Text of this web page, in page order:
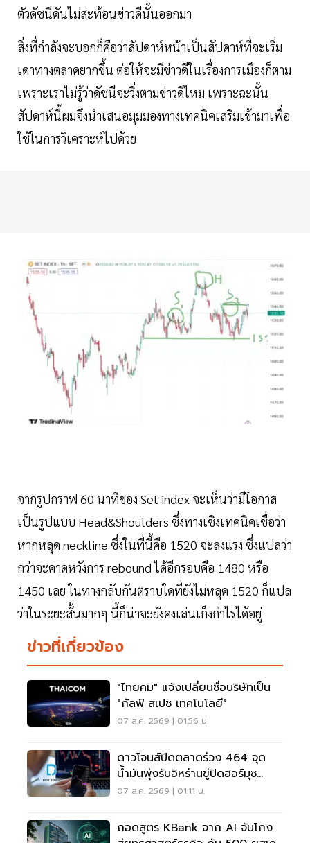
ตัวดัชนีดันไม่สะท้อนข่าวดีนั้นออกมา
สิ่งที่กำลังจะบอกก็คือว่าสัปดาห์หน้าเป็นสัปดาห์ที่จะเริ่ม
เดาทางตลาดยากขึ้น ต่อให้จะมีข่าวดีในเรื่องการเมืองก็ตาม
เพราะเราไม่รู้ว่าดัชนีจะวิ่งตามข่าวดีไหม เพราะฉะนั้น
สัปดาห์นี้ผมจึงนำเสนอมุมมองทางเทคนิคเสริมเข้ามาเพื่อ
ใช้ในการวิเคราะห์ไปด้วย
จากรูปกราฟ 60 นาทีของ Set index จะเห็นว่ามีโอกาส
เป็นรูปแบบ Head&Shoulders ซึ่งทางเชิงเทคนิคเชื่อว่า
หากหลุด neckline ซึ่งในที่นี้คือ 1520 จะลงแรง ซึ่งแปลว่า
กว่าจะคาดหวังการ rebound ได้อีกรอบคือ 1480 หรือ
1450 เลย ในทางกลับกันตราบใดที่ยังไม่หลุด 1520 ก็แปล
ว่าในระยะสั้นมากๆ นี้ก็น่าจะยังคงเล่นเก็งกำไรได้อยู่
ข่าวที่เกี่ยวข้อง
"ไทยคม" แจ้งเปลี่ยนชื่อบริษัทเป็น
"กัลฟ์ สเปซ เทคโนโลยี"
07 ส.ค. 2569 | 01:56 น.
ดาวโจนส์ปิดตลาดร่วง 464 จุด
น้ำมันพุ่งรับอิหร่านขู่ปิดฮอร์มุซ
จับตาเฟดขึ้นดอกเบี้ย
07 ส.ค. 2569 | 01:11 น.
ถอดสูตร KBank จาก AI จับโกง